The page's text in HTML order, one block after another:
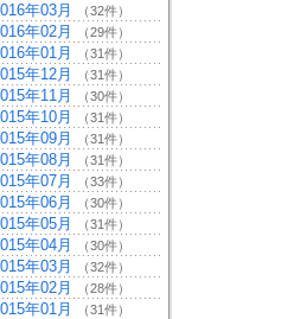
年03月 （32件）
年02月 （29件）
年01月 （31件）
年12月 （31件）
年11月 （30件）
年10月 （31件）
年09月 （31件）
年08月 （31件）
年07月 （33件）
年06月 （30件）
年05月 （31件）
年04月 （30件）
年03月 （32件）
年02月 （28件）
年01月 （31件）